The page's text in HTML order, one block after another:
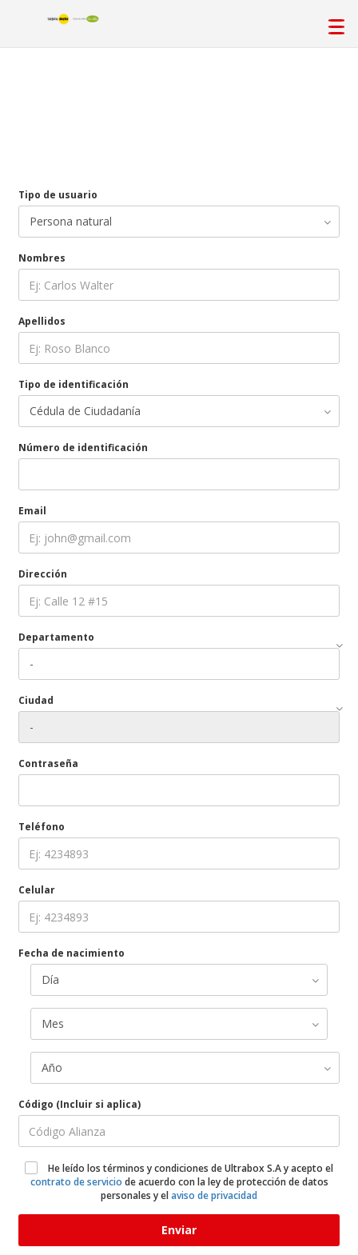
Tipo de usuario
Nombres
Apellidos
Tipo de identificación
Número de identificación
Email
Dirección
Departamento
Ciudad
Contraseña
Teléfono
Celular
Fecha de nacimiento
Código (Incluir si aplica)
He leído los términos y condiciones de Ultrabox S.A y acepto el
contrato de servicio de acuerdo con la ley de protección de datos
personales y elaviso de privacidad
Enviar